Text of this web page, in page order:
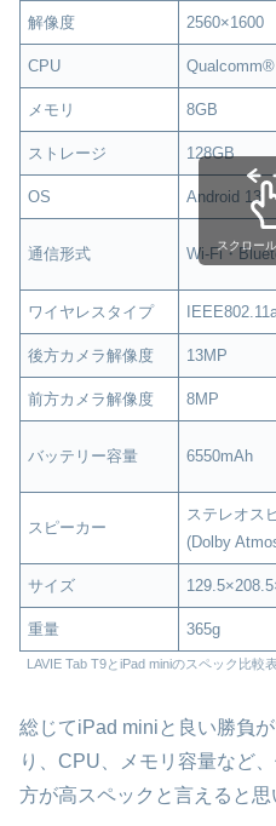
解像度 2560×1600
CPU
メモリ 8GB
ストレージ 128GB
OS Android 13
通信形式 Wi-Fi・
ワイヤレスタイプ
後方カメラ解像度 13MP
前方カメラ解像度 8MP
バッテリー容量 6550mAh
スピーカー
ステレオス
(Dolby
サイズ
重量 365g
スクロー
LAVIE Tab T9とiPad miniのスペック比較表
総じてiPad miniと良い勝負
り、CPU、メモリ容量など
方が高スペックと言えると思